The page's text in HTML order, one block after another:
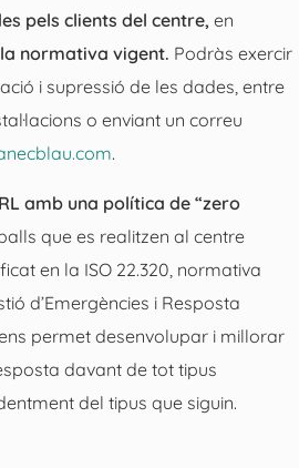
pels clients del centre, en
normativa vigent. Podràs exercir
i supressió de les dades, entre
o enviant un correu
.
amb una política de “zero
que es realitzen al centre
en la ISO 22.320, normativa
d’Emergències i Resposta
permet desenvolupar i millorar
davant de tot tipus
del tipus que siguin.